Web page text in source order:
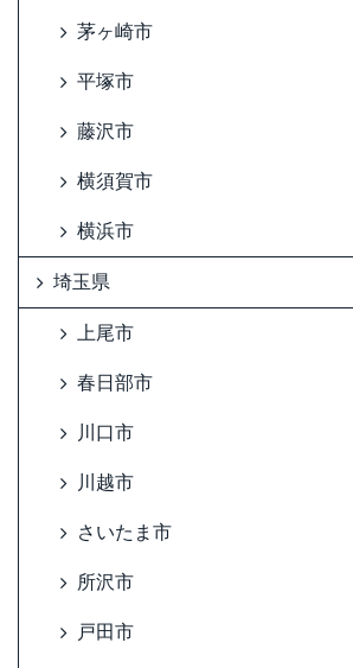
茅ヶ崎市
平塚市
藤沢市
横須賀市
横浜市
埼玉県
上尾市
春日部市
川口市
川越市
さいたま市
所沢市
戸田市